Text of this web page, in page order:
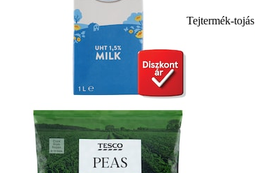
Tejtermék-tojás